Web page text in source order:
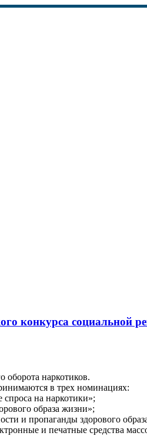
конкурса социальной
оборота наркотиков.
в трех номинациях:
на наркотики»;
образа жизни»;
и пропаганды здорового
и печатные средства